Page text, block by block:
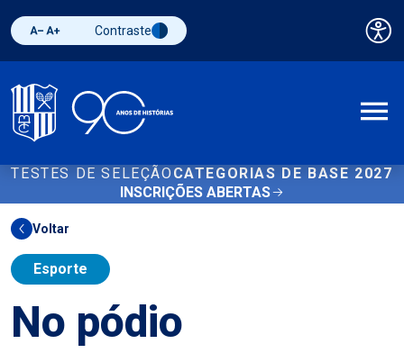
Diminuir fonte
Aumentar fonteAlternar contraste
Contraste
TESTES DE SELEÇÃO CATEGORIAS DE BASE 2027
INSCRIÇÕES ABERTAS
Voltar
Esporte
No pódio